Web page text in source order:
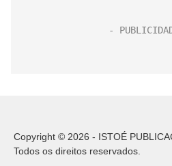
Copyright © 2026 - ISTOÉ
Todos os direitos reservados.